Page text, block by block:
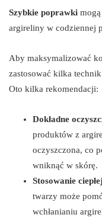
Szybkie poprawki
argireliny w codziennej
Aby maksymalizować
zastosować kilka
Oto kilka rekomendacji:
Dokładne
produktów z
oczyszczona, co
wniknąć w skórę.
Stosowanie
twarzy może
wchłanianiu